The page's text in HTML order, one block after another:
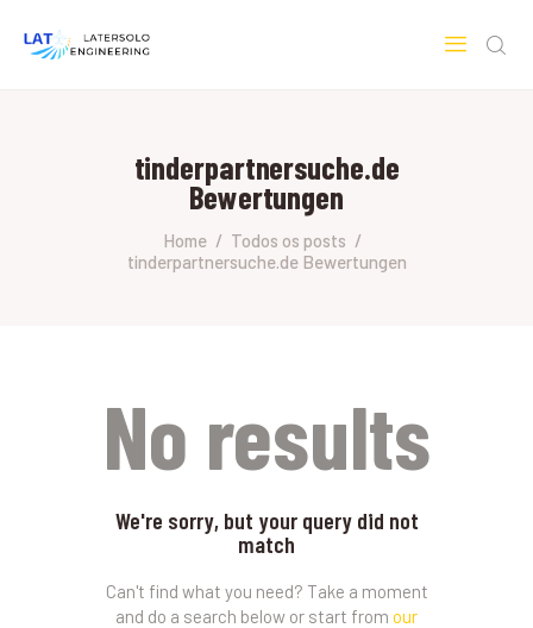
tinderpartnersuche.de
Bewertungen
Home
Todos os posts
tinderpartnersuche.de Bewertungen
HOME
SOBRE A LATERSOLO
ENGINEERING
MERCADOS & SERVIÇOS
No results
We're sorry, but your query did not
match
Can't find what you need? Take a moment
and do a search below or start from our